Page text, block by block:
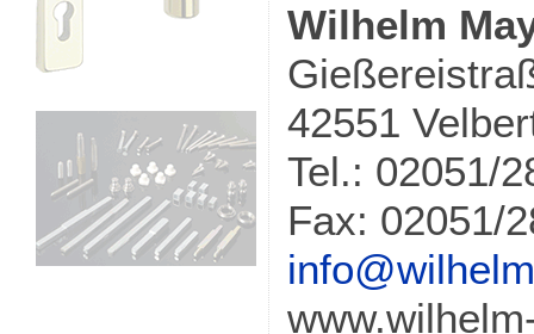
Wilhelm
42551
Tel.: 02051/
Fax: 02051/